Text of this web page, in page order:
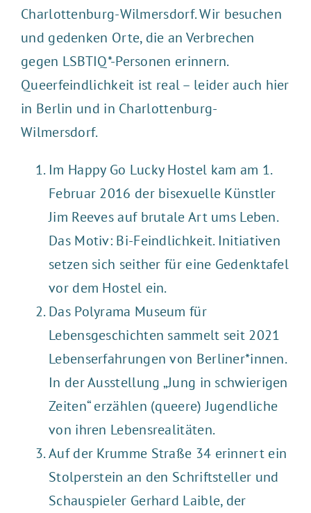
Charlottenburg-Wilmersdorf. Wir besuchen
und gedenken Orte, die an Verbrechen
gegen LSBTIQ*-Personen erinnern.
Queerfeindlichkeit ist real – leider auch hier
in Berlin und in Charlottenburg-
Wilmersdorf.
Im Happy Go Lucky Hostel kam am 1.
Februar 2016 der bisexuelle Künstler
Jim Reeves auf brutale Art ums Leben.
Das Motiv: Bi-Feindlichkeit. Initiativen
setzen sich seither für eine Gedenktafel
vor dem Hostel ein.
Das Polyrama Museum für
Lebensgeschichten sammelt seit 2021
Lebenserfahrungen von Berliner*innen.
In der Ausstellung „Jung in schwierigen
Zeiten“ erzählen (queere) Jugendliche
von ihren Lebensrealitäten.
Auf der Krumme Straße 34 erinnert ein
Stolperstein an den Schriftsteller und
Schauspieler Gerhard Laible, der